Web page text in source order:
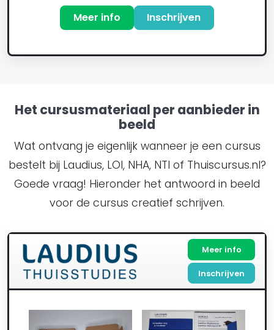
Meer info
Inschrijven
Het cursusmateriaal per aanbieder in
beeld
Wat ontvang je eigenlijk wanneer je een cursus
bestelt bij Laudius, LOI, NHA, NTI of Thuiscursus.nl?
Goede vraag! Hieronder het antwoord in beeld
voor de cursus creatief schrijven.
Meer info
Inschrijven